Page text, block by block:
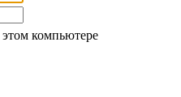
компьютере